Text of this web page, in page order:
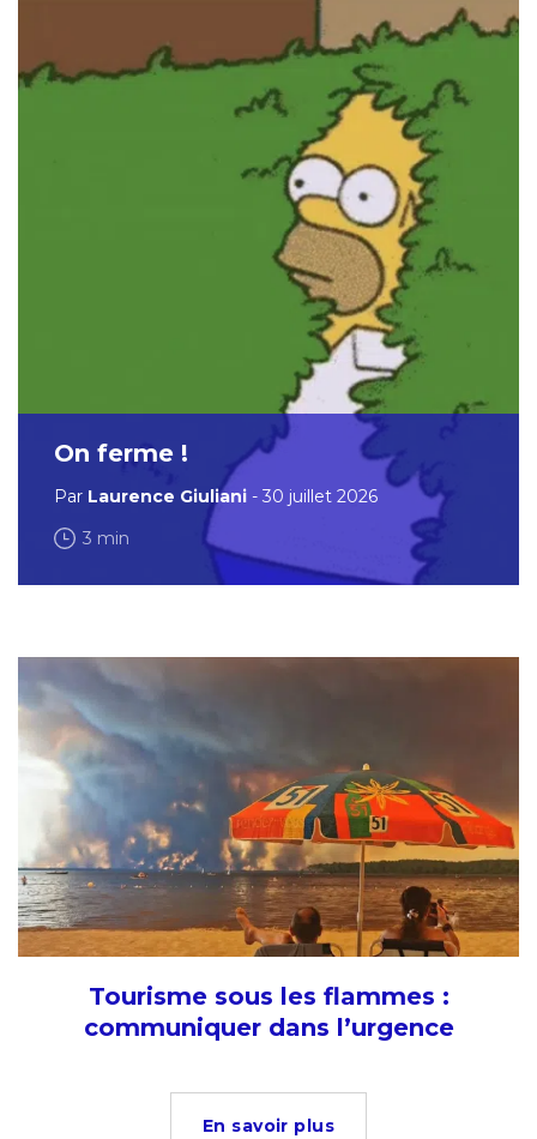
On ferme !
Par Laurence Giuliani - 30 juillet 2026
3 min
Tourisme sous les flammes :
communiquer dans l’urgence
En savoir plus